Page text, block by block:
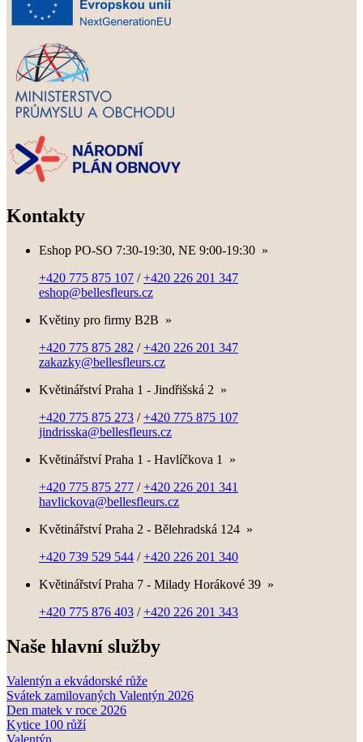
Kontakty
Eshop PO-SO 7:30-19:30, NE 9:00-19:30 »
+420 775 875 107 /+420 226 201 347
eshop@bellesfleurs.cz
Květiny pro firmy B2B »
+420 775 875 282 /+420 226 201 347
zakazky@bellesfleurs.cz
Květinářství Praha 1 - Jindřišská 2 »
+420 775 875 273 /+420 775 875 107
jindrisska@bellesfleurs.cz
Květinářství Praha 1 - Havlíčkova 1
»
+420 775 875 277 /+420 226 201 341
havlickova@bellesfleurs.cz
Květinářství Praha 2 - Bělehradská 124 »
+420 739 529 544 /+420 226 201 340
Květinářství Praha 7 - Milady Horákové 39 »
+420 775 876 403 /+420 226 201 343
Naše hlavní služby
Valentýn a ekvádorské růže
Svátek zamilovaných Valentýn 2026
Den matek v roce 2026
Kytice 100 růží